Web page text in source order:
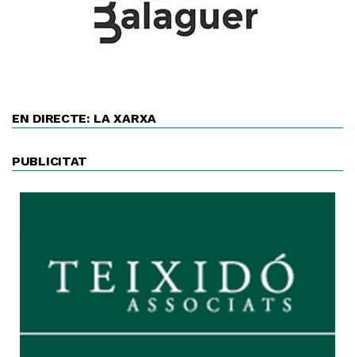
EN DIRECTE: LA XARXA
PUBLICITAT